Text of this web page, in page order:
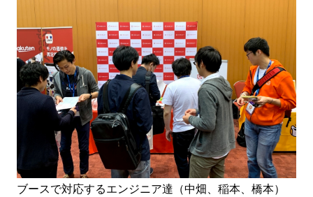
ブースで対応するエンジニア達（中畑、稲本、橋本）